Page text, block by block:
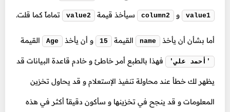
value1 و column2 سيأخذ قيمة value2 تماماً كما قلت.
أما بشأن أن يأخذ name القيمة 15 و أن يأخذ Age القيمة
'أحمد علي' فهذا بالطبع أمر خاطئ و خادم قاعدة البيانات قد
يظهر لك خطأ عند محاولة تنفيذ الإستعلام و قد يحاول تخزين
المعلومات و قد ينجح في تخزينها و سأكون دقيقاً أكثر في هذه